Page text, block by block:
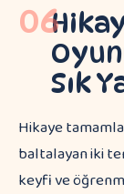
06
Sık
Hikaye
baltalayan iki
keyfi ve